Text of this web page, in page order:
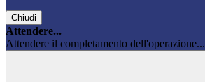
Chiudi
Attendere...
Attendere il completamento dell'operazione...